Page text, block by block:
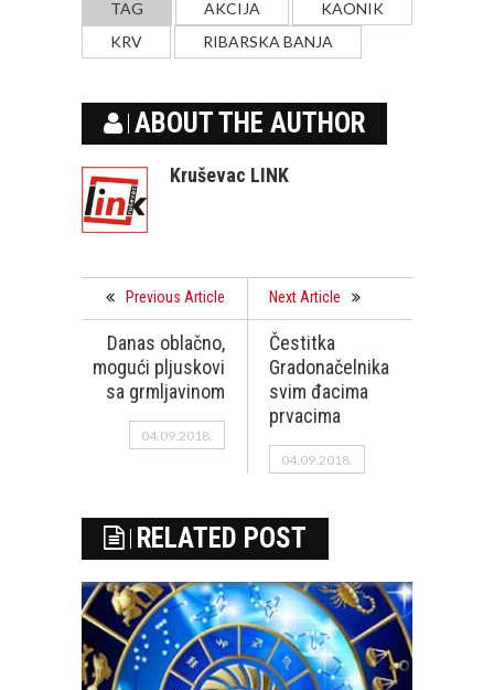
TAG AKCIJA
KAONIK
KRV
RIBARSKA BANJA
ABOUT THE AUTHOR
Kruševac LINK
Previous Article
Danas oblačno,
mogući pljuskovi
sa grmljavinom
04.09.2018.
Next Article
Čestitka
Gradonačelnika
svim đacima
prvacima
04.09.2018.
RELATED POST